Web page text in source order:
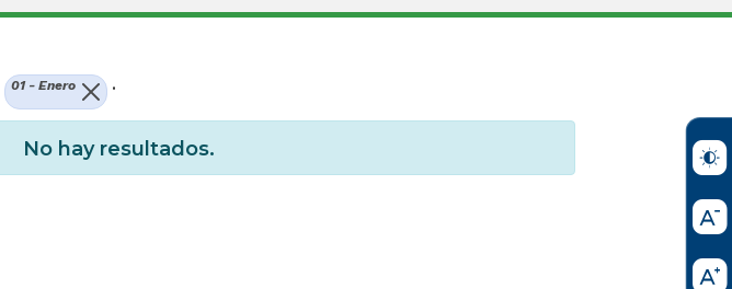
01 - Enero .
No hay resultados.